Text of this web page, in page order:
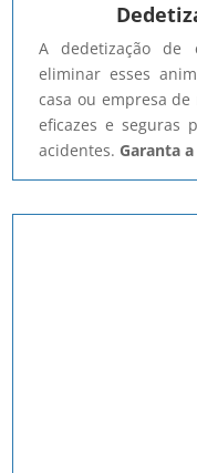
A dedetização de
eliminar esses
casa ou empresa
eficazes e seguras
acidentes. Garanta